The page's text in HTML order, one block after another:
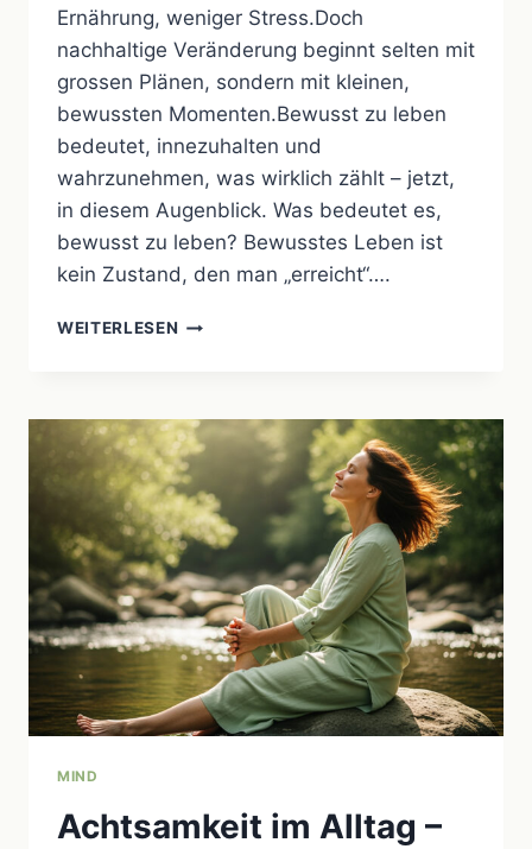
Ernährung, weniger Stress.Doch
nachhaltige Veränderung beginnt selten mit
grossen Plänen, sondern mit kleinen,
bewussten Momenten.Bewusst zu leben
bedeutet, innezuhalten und
wahrzunehmen, was wirklich zählt – jetzt,
in diesem Augenblick. Was bedeutet es,
bewusst zu leben? Bewusstes Leben ist
kein Zustand, den man „erreicht“….
WEITERLESEN BEWUSST
SCHRITTE
ZU
MEHR
ZUFRIEDENHEIT
IM
ALLTAG
MIND
Achtsamkeit im Alltag –